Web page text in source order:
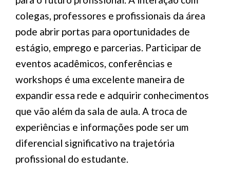
colegas, professores e profissionais da área
pode abrir portas para oportunidades de
estágio, emprego e parcerias. Participar de
eventos acadêmicos, conferências e
workshops é uma excelente maneira de
expandir essa rede e adquirir conhecimentos
que vão além da sala de aula. A troca de
experiências e informações pode ser um
diferencial significativo na trajetória
profissional do estudante.